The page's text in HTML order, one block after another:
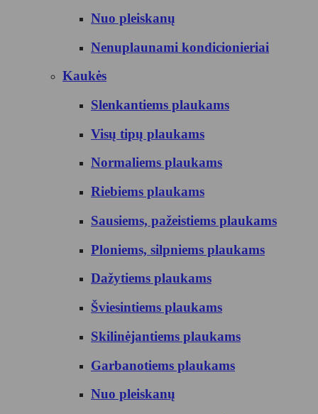
Nuo pleiskanų
Nenuplaunami kondicionieriai
Kaukės
Slenkantiems plaukams
Visų tipų plaukams
Normaliems plaukams
Riebiems plaukams
Sausiems, pažeistiems plaukams
Ploniems, silpniems plaukams
Dažytiems plaukams
Šviesintiems plaukams
Skilinėjantiems plaukams
Garbanotiems plaukams
Nuo pleiskanų